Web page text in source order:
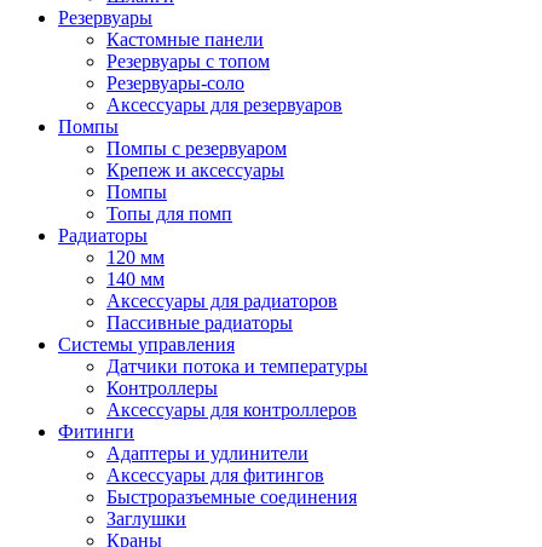
Резервуары
Кастомные панели
Резервуары с топом
Резервуары-соло
Аксессуары для резервуаров
Помпы
Помпы с резервуаром
Крепеж и аксессуары
Помпы
Топы для помп
Радиаторы
120 мм
140 мм
Аксессуары для радиаторов
Пассивные радиаторы
Системы управления
Датчики потока и температуры
Контроллеры
Аксессуары для контроллеров
Фитинги
Адаптеры и удлинители
Аксессуары для фитингов
Быстроразъемные соединения
Заглушки
Краны